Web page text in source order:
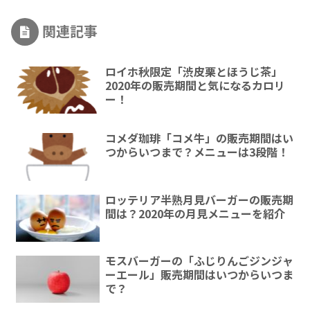
関連記事
ロイホ秋限定「渋皮栗とほうじ茶」
2020年の販売期間と気になるカロリ
ー！
コメダ珈琲「コメ牛」の販売期間はい
つからいつまで？メニューは3段階！
ロッテリア半熟月見バーガーの販売期
間は？2020年の月見メニューを紹介
モスバーガーの「ふじりんごジンジャ
ーエール」販売期間はいつからいつま
で？